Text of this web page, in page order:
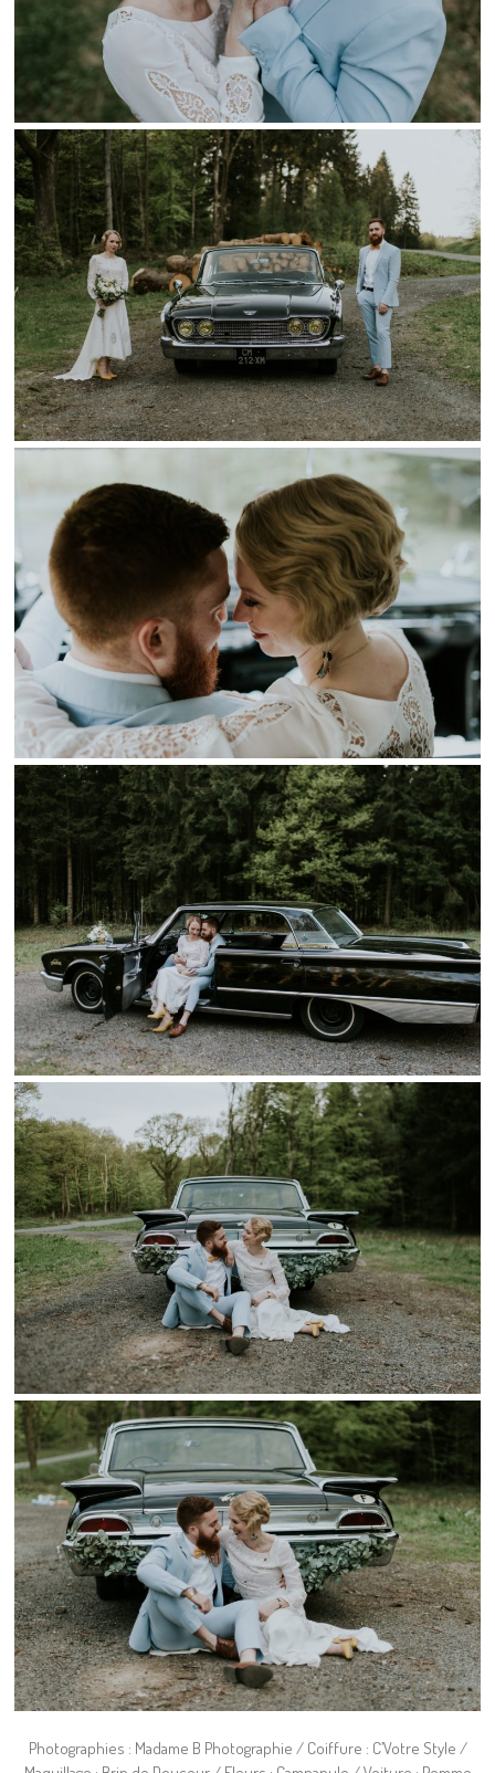
Photographies : Madame B Photographie / Coiffure : C’Votre Style /